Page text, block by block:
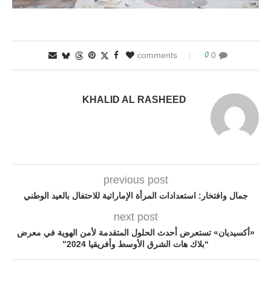
0 comments
0
KHALID AL RASHEED
previous post
جمال وافتخار: استعدادات المرأة الإماراتية للاحتفال بالعيد الوطني
next post
«أكسيديان» تستعرض أحدث الحلول المتقدمة لأمن الهوية في معرض
“بلاك هات الشرق الأوسط وأفريقيا 2024”